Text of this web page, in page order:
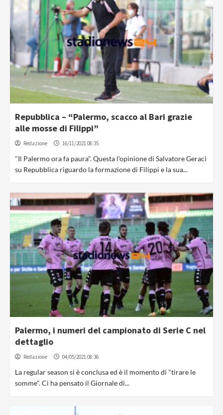
Repubblica – “Palermo, scacco al Bari grazie
alle mosse di Filippi”
Redazione 16/11/2021 08:35
"Il Palermo ora fa paura". Questa l'opinione di Salvatore Geraci
su Repubblica riguardo la formazione di Filippi e la sua...
Palermo, i numeri del campionato di Serie C nel
dettaglio
Redazione 04/05/2021 08:36
La regular season si è conclusa ed è il momento di "tirare le
somme". Ci ha pensato il Giornale di...